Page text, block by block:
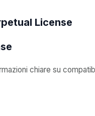
License
chiare su